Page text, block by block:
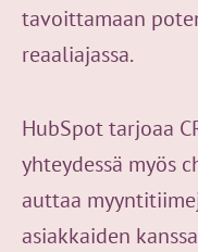
tavoittamaan
reaaliajassa.
HubSpot tarjoaa
yhteydessä myös
auttaa
asiakkaiden